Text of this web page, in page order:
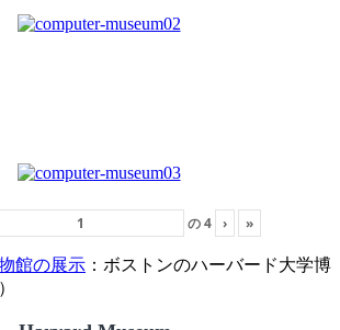
の4 › »
館の展示 ：ボストンのハーバード大学博